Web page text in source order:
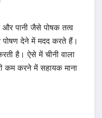
और पानी जैसे पोषक तत्व
पोषण देने में मदद करते हैं।
है। ऐसे में चीनी वाला
कम करने में सहायक माना